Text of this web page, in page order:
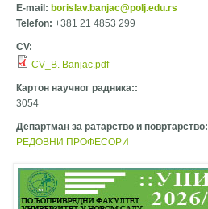
E-mail: borislav.banjac@polj.edu.rs
Telefon: +381 21 4853 299
CV:
CV_B. Banjac.pdf
Картон научног радника::
3054
Департман за ратарство и повртарство:
РЕДОВНИ ПРОФЕСОРИ